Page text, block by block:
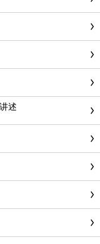
述